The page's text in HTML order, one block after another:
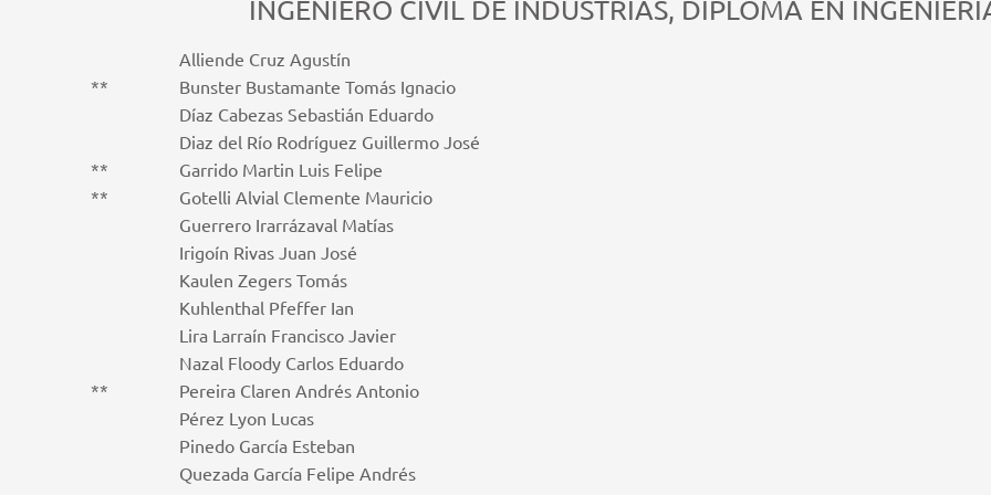
INGENIERO CIVIL DE INDUSTRIAS, DIPLOMA EN
**
**
**
**
Alliende Cruz Agustín
Bunster Bustamante Tomás Ignacio
Díaz Cabezas Sebastián Eduardo
Diaz del Río Rodríguez Guillermo José
Garrido Martin Luis Felipe
Gotelli Alvial Clemente Mauricio
Guerrero Irarrázaval Matías
Irigoín Rivas Juan José
Kaulen Zegers Tomás
Kuhlenthal Pfeffer Ian
Lira Larraín Francisco Javier
Nazal Floody Carlos Eduardo
Pereira Claren Andrés Antonio
Pérez Lyon Lucas
Pinedo García Esteban
Quezada García Felipe Andrés